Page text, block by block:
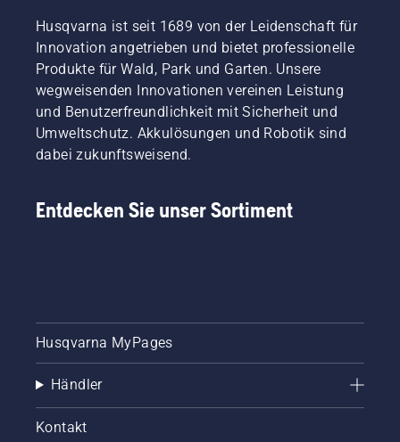
Husqvarna ist seit 1689 von der Leidenschaft für
Innovation angetrieben und bietet professionelle
Produkte für Wald, Park und Garten. Unsere
wegweisenden Innovationen vereinen Leistung
und Benutzerfreundlichkeit mit Sicherheit und
Umweltschutz. Akkulösungen und Robotik sind
dabei zukunftsweisend.
Entdecken Sie unser Sortiment
Husqvarna MyPages
Händler
Kontakt